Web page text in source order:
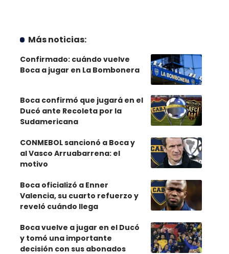
Más noticias:
Confirmado: cuándo vuelve
Boca a jugar en La Bombonera
Boca confirmó que jugará en el
Ducó ante Recoleta por la
Sudamericana
CONMEBOL sancionó a Boca y
al Vasco Arruabarrena: el
motivo
Boca oficializó a Enner
Valencia, su cuarto refuerzo y
reveló cuándo llega
Boca vuelve a jugar en el Ducó
y tomó una importante
decisión con sus abonados